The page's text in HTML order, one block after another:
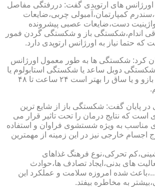
های ارتوپدی گفت: دررفتگی مفاصل
کمپارتمان،آمبولی چربی،ضایعات
دست،ضایعات عصبی پیشرونده
اندام،شکستگی باز و شکستگی گردن فمور
که حتما نیاز به اورژانس ارتوپدی دارد.
کرد: شکستگی ها به طور معمول اورژانس
شکستگی دوبل ساعد یا شکستگی استابولوم یا
شکستگی های بسته بازو و یا ساق را بهتر است ۲۴ ساعت تا ۴۸
در پایان گفت: شکستگی باز از شایع ترین
است که نتایج درمان را تحت تاثیر قرار می
مناسب به ویژه شستشوی فراوان و استفاده
اجسام خارجی نیز در این زمینه از مهمترین
تحرکی،نوع فرهنگ غذاهای
های بدنی،ایجاد تصادف ها،حوادث
شده امروزه سلامت و عملکرد این
به مخاطره بیفتد.